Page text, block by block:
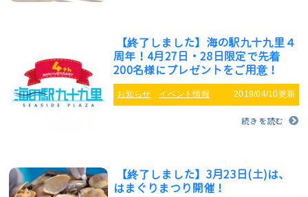
【終了しました】海の駅九十九里４
周年！4月27日・28日限定で先着
200名様にプレゼントをご用意！
お知らせ イベント情報 2019/04/10更新
続きを読む
【終了しました】3月23日(土)は、
はまぐりまつり開催！